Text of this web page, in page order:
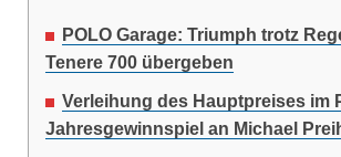
POLO Garage: Triumph trotz
Tenere 700 übergeben
Verleihung des Hauptpreises im
Jahresgewinnspiel an Michael